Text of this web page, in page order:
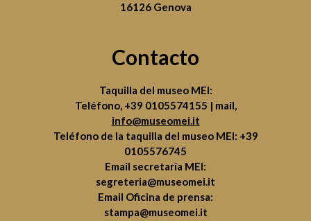
16126 Genova
Contacto
Taquilla del museo MEI:
Teléfono, +39 0105574155 | mail,
info@museomei.it
Teléfono de la taquilla del museo MEI: +39
0105576745
Email secretaría MEI:
segreteria@museomei.it
Email Oficina de prensa:
stampa@museomei.it